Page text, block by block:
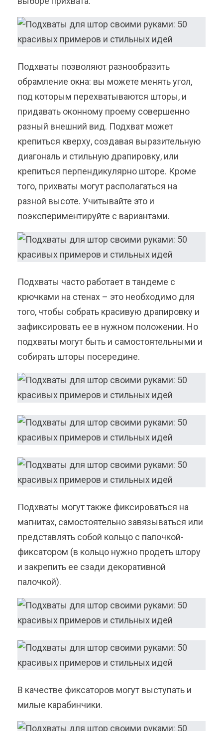
Подхваты позволяют разнообразить
обрамление окна: вы можете менять угол,
под которым перехватываются шторы, и
придавать оконному проему совершенно
разный внешний вид. Подхват может
крепиться кверху, создавая выразительную
диагональ и стильную драпировку, или
крепиться перпендикулярно шторе. Кроме
того, прихваты могут располагаться на
разной высоте. Учитывайте это и
поэкспериментируйте с вариантами.
Подхваты часто работает в тандеме с
крючками на стенах – это необходимо для
того, чтобы собрать красивую драпировку и
зафиксировать ее в нужном положении. Но
подхваты могут быть и самостоятельными и
собирать шторы посередине.
Подхваты могут также фиксироваться на
магнитах, самостоятельно завязываться или
представлять собой кольцо с палочкой-
фиксатором (в кольцо нужно продеть штору
и закрепить ее сзади декоративной
палочкой).
В качестве фиксаторов могут выступать и
милые карабинчики.